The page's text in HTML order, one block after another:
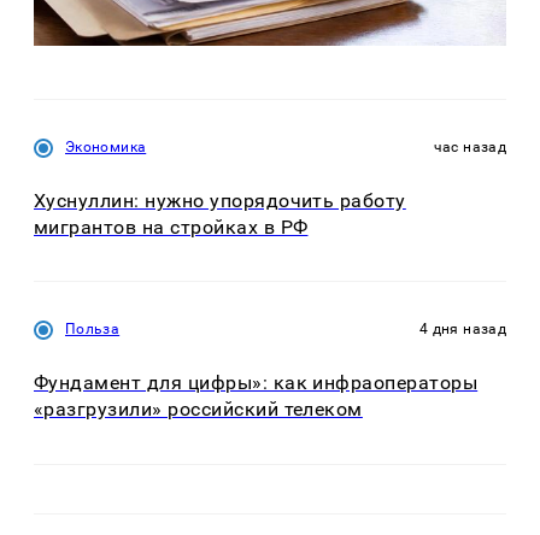
Экономика час назад
Хуснуллин: нужно упорядочить работу
мигрантов на стройках в РФ
Польза 4 дня назад
Фундамент для цифры»: как инфраоператоры
«разгрузили» российский телеком